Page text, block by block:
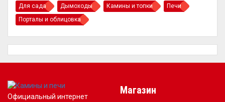
Для сада
Дымоходы Камины и топки
Печи
Порталы и облицовка
Официальный интернет
Магазин